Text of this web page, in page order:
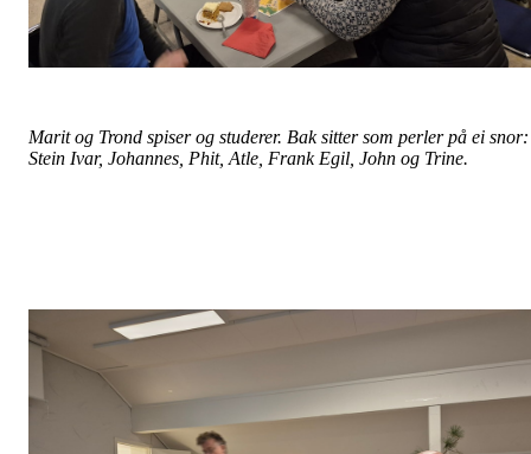
Marit og Trond spiser og studerer. Bak sitter som perler på ei snor:
Stein Ivar, Johannes, Phit, Atle, Frank Egil, John og Trine.